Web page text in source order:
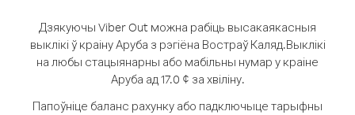
Дзякуючы Viber Out можна рабіць высакаякасныя
выклікі ў краіну Аруба з рэгіёна Востраў Каляд.Выклікі
на любы стацыянарны або мабільны нумар у краіне
Аруба ад 17.0 ¢ за хвіліну.
Папоўніце баланс рахунку або падключыце тарыфны